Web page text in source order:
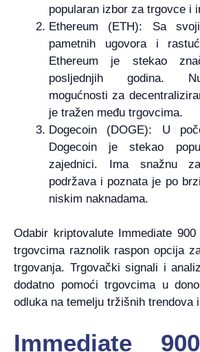
popularan izbor za trgovce i
Ethereum (ETH): Sa
pametnih ugovora i
Ethereum je stekao
posljednjih godina.
mogućnosti za
je tražen među trgovcima.
Dogecoin (DOGE): U
Dogecoin je stekao
zajednici. Ima snažnu
podržava i poznata je po
niskim naknadama.
Odabir kriptovalute Immediate
trgovcima raznolik raspon opcija
trgovanja. Trgovački signali i
dodatno pomoći trgovcima u
odluka na temelju tržišnih trendova
Immediate